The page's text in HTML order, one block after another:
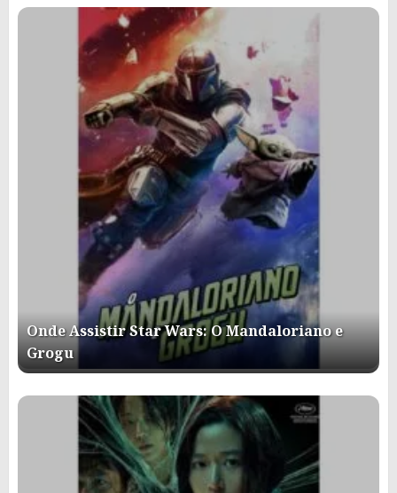
Onde Assistir Star Wars: O Mandaloriano e
Grogu